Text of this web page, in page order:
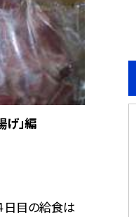
げ」編
日目の給食は